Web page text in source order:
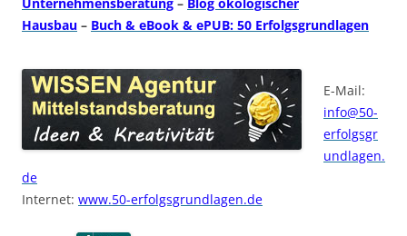
Hausbau – Buch & eBook & ePUB: 50 Erfolgsgrundlagen
E-Mail:
info@50-
erfolgsgr
undlagen.
de
Internet: www.50-erfolgsgrundlagen.de